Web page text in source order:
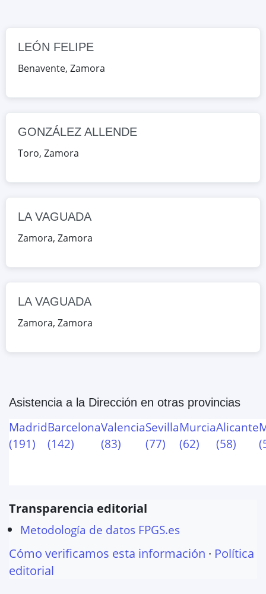
LA VAGUADA
CALLE VILLALPANDO 11, Zamora,
LA VAGUADA
CALLE VILLALPANDO 11, Zamora,
LEÓN FELIPE
Benavente, Zamora
GONZÁLEZ ALLENDE
Toro, Zamora
LA VAGUADA
Zamora, Zamora
LA VAGUADA
Zamora, Zamora
Asistencia a la Dirección en otras provincias
Madrid
(191)
Barcelona
(142)
Valencia
(83)
Sevilla
(77)
Murcia
(62)
Alicante
(58)
(
Transparencia editorial
Metodología de datos FPGS.es
Cómo verificamos esta información · Política
editorial